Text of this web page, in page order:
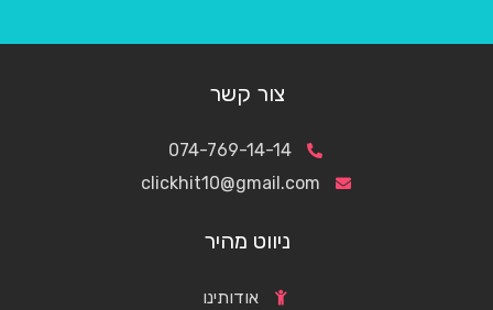
צור קשר
074-769-14-14
clickhit10@gmail.com
ניווט מהיר
אודותינו